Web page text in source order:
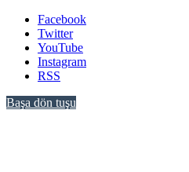
Facebook
Twitter
YouTube
Instagram
RSS
Başa dön tuşu